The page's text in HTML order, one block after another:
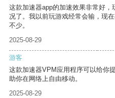
这款加速器app的加速效果非常好
况了。我以前玩游戏经常会输，现
不少。
2025-08-29
游客
这款加速器VPM应用程序可以给你
助你在网络上自由移动。
2025-08-29